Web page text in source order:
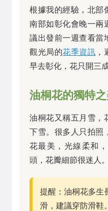
根據我的經驗，北部
南部如彰化會晚一兩
議出發前一週查看當
觀光局的花季資訊
早去彰化，花只開三
油桐花的獨特
油桐花又稱五月雪，
下雪。很多人只拍照
花最美，光線柔和
頭，花瓣細節很迷人。
提醒：油桐花多生
滑，建議穿防滑鞋